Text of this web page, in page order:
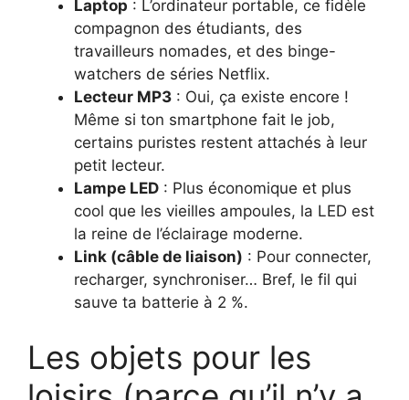
Laptop : L’ordinateur portable, ce fidèle
compagnon des étudiants, des
travailleurs nomades, et des binge-
watchers de séries Netflix.
Lecteur MP3 : Oui, ça existe encore !
Même si ton smartphone fait le job,
certains puristes restent attachés à leur
petit lecteur.
Lampe LED : Plus économique et plus
cool que les vieilles ampoules, la LED est
la reine de l’éclairage moderne.
Link (câble de liaison) : Pour connecter,
recharger, synchroniser… Bref, le fil qui
sauve ta batterie à 2 %.
Les objets pour les